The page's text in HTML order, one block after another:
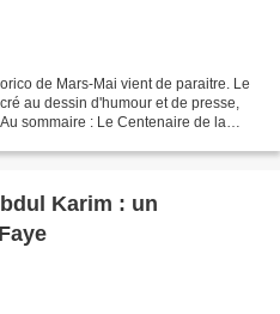
de Mars-Mai vient de paraitre. Le
au dessin d'humour et de presse,
sommaire : Le Centenaire de la
Karim : un